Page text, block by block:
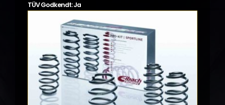
TÜV Godkendt: Ja